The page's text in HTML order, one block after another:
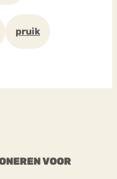
pruik
VOOR